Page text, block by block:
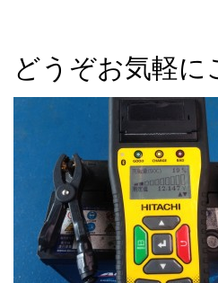
どうぞお気軽に